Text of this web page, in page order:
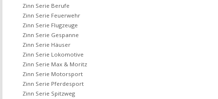
Zinn Serie Berufe
Zinn Serie Feuerwehr
Zinn Serie Flugzeuge
Zinn Serie Gespanne
Zinn Serie Häuser
Zinn Serie Lokomotive
Zinn Serie Max & Moritz
Zinn Serie Motorsport
Zinn Serie Pferdesport
Zinn Serie Spitzweg